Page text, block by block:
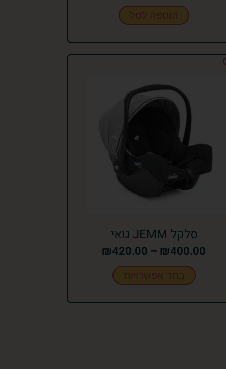
הוספה לסל
סלקל JEMM גואי
₪400.00
–
₪420.00
בחר אפשרויות